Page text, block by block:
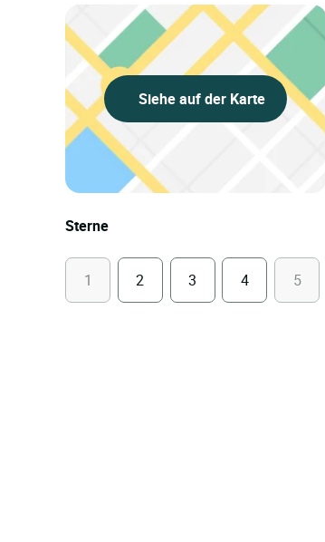
Siehe auf der Karte
Sterne
1 2 3 4 5